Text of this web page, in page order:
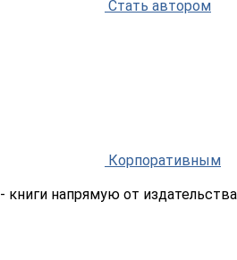
Стать автором
Корпоративным
- книги напрямую от издательства